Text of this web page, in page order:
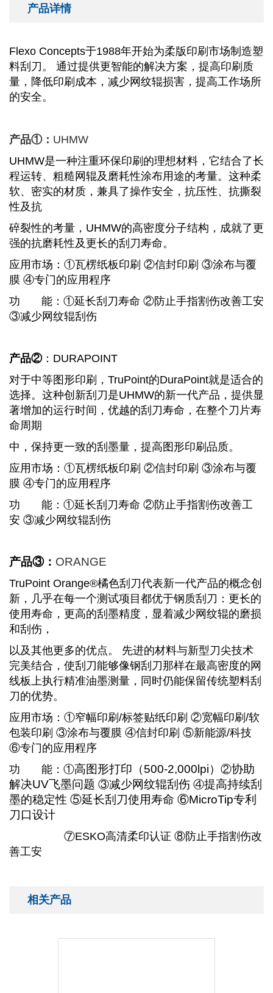
产品详情
Flexo Concepts于1988年开始为柔版印刷市场制造塑
料刮刀。 通过提供更智能的解决方案，提高印刷质
量，降低印刷成本，减少网纹辊损害，提高工作场所
的安全。
产品①： UHMW
UHMW是一种注重环保印刷的理想材料，它结合了长
程运转、粗糙网辊及磨耗性涂布用途的考量。这种柔
软、密实的材质，兼具了操作安全，抗压性、抗撕裂
性及抗
碎裂性的考量，UHMW的高密度分子结构，成就了更
强的抗磨耗性及更长的刮刀寿命。
应用市场：①瓦楞纸板印刷 ②信封印刷 ③涂布与覆
膜 ④专门的应用程序
功 能 ： ①延长刮刀寿命 ②防止手指割伤改善工安
③减少网纹辊刮伤
产品② ：DURAPOINT
对于中等图形印刷，TruPoint的DuraPoint就是适合的
选择。这种创新刮刀是UHMW的新一代产品，提供显
著增加的运行时间，优越的刮刀寿命，在整个刀片寿
命周期
中，保持更一致的刮墨量，提高图形印刷品质。
应用市场： ①瓦楞纸板印刷 ②信封印刷 ③涂布与覆
膜 ④专门的应用程序
功
能：①延长刮刀寿命 ②防止手指割伤改善工
安 ③减少网纹辊刮伤
产品③： ORANGE
TruPoint Orange®橘色刮刀代表新一代产品的概念创
新，几乎在每一个测试项目都优于钢质刮刀：更长的
使用寿命，更高的刮墨精度，显着减少网纹辊的磨损
和刮伤，
以及其他更多的优点。 先进的材料与新型刀尖技术
完美结合，使刮刀能够像钢刮刀那样在最高密度的网
线板上执行精准油墨测量，同时仍能保留传统塑料刮
刀的优势。
应用市场： ①窄幅印刷/标签贴纸印刷 ②宽幅印刷/软
包装印刷 ③涂布与覆膜 ④信封印刷 ⑤新能源/科技
⑥专门的应用程序
功
能： ①高图形打印（500-2,000lpi） ②协助
解决UV飞墨问题 ③减少网纹辊刮伤 ④提高持续刮
墨的稳定性 ⑤延长刮刀使用寿命 ⑥MicroTip专利
刀口设计
⑦ESKO高清柔印认证 ⑧防止手指割伤改
善工安
相关产品